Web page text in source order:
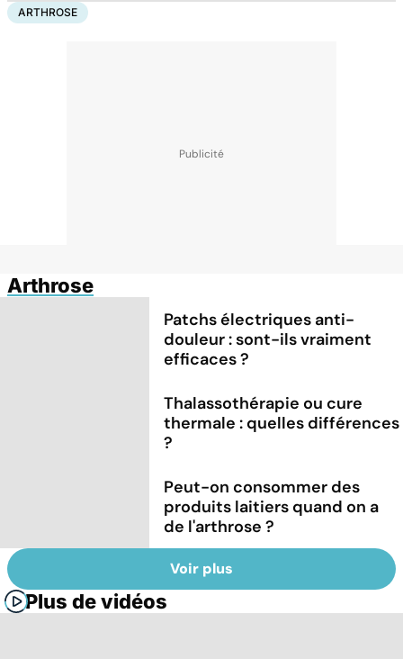
ARTHROSE
Arthrose
Patchs électriques anti-
douleur : sont-ils vraiment
efficaces ?
Thalassothérapie ou cure
thermale : quelles différences
?
Peut-on consommer des
produits laitiers quand on a
de l'arthrose ?
Voir plus
Plus de vidéos